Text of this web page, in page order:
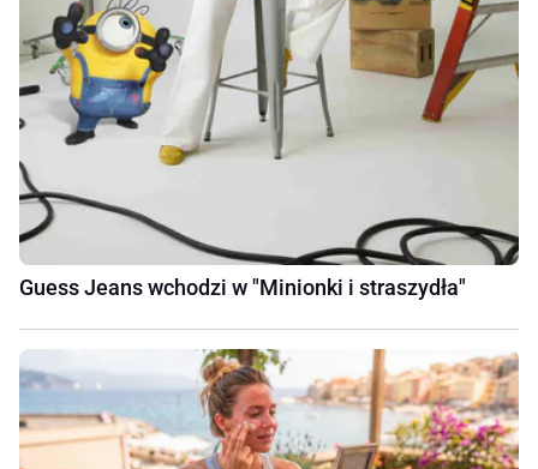
Guess Jeans wchodzi w "Minionki i straszydła"